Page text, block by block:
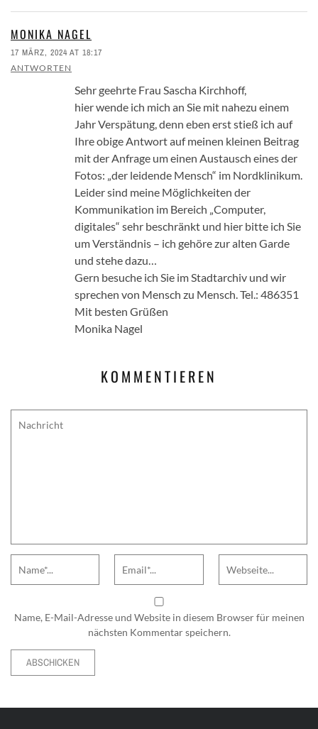
MONIKA NAGEL
17 MÄRZ, 2024 AT 18:17
ANTWORTEN
Sehr geehrte Frau Sascha Kirchhoff,
hier wende ich mich an Sie mit nahezu einem
Jahr Verspätung, denn eben erst stieß ich auf
Ihre obige Antwort auf meinen kleinen Beitrag
mit der Anfrage um einen Austausch eines der
Fotos: „der leidende Mensch“ im Nordklinikum.
Leider sind meine Möglichkeiten der
Kommunikation im Bereich „Computer,
digitales“ sehr beschränkt und hier bitte ich Sie
um Verständnis – ich gehöre zur alten Garde
und stehe dazu…
Gern besuche ich Sie im Stadtarchiv und wir
sprechen von Mensch zu Mensch. Tel.: 486351
Mit besten Grüßen
Monika Nagel
KOMMENTIEREN
Name, E-Mail-Adresse und Website in diesem Browser für meinen
nächsten Kommentar speichern.